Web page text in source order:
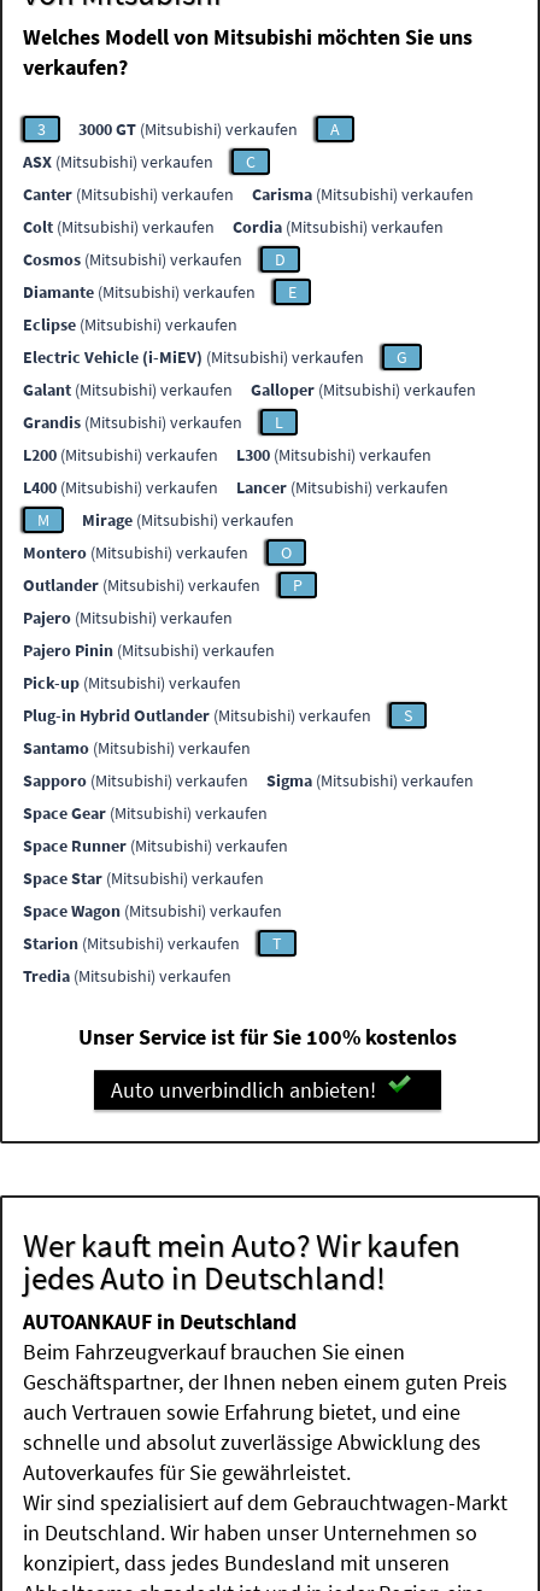
Welches Modell von Mitsubishi möchten Sie uns
verkaufen?
3 3000 GT (Mitsubishi) verkaufen
A
ASX (Mitsubishi) verkaufen
C
Canter (Mitsubishi) verkaufen Carisma (Mitsubishi) verkaufen
Colt (Mitsubishi) verkaufen Cordia (Mitsubishi) verkaufen
Cosmos (Mitsubishi) verkaufen
D
Diamante (Mitsubishi) verkaufen
E
Eclipse (Mitsubishi) verkaufen
Electric Vehicle (i-MiEV) (Mitsubishi) verkaufen
G
Galant (Mitsubishi) verkaufen Galloper (Mitsubishi) verkaufen
Grandis (Mitsubishi) verkaufen
L
L200 (Mitsubishi) verkaufen L300 (Mitsubishi) verkaufen
L400 (Mitsubishi) verkaufen Lancer (Mitsubishi) verkaufen
M
Mirage (Mitsubishi) verkaufen
Montero (Mitsubishi) verkaufen
O
Outlander (Mitsubishi) verkaufen
P
Pajero (Mitsubishi) verkaufen
Pajero Pinin (Mitsubishi) verkaufen
Pick-up (Mitsubishi) verkaufen
Plug-in Hybrid Outlander (Mitsubishi) verkaufen
S
Santamo (Mitsubishi) verkaufen
Sapporo (Mitsubishi) verkaufen Sigma (Mitsubishi) verkaufen
Space Gear (Mitsubishi) verkaufen
Space Runner (Mitsubishi) verkaufen
Space Star (Mitsubishi) verkaufen
Space Wagon (Mitsubishi) verkaufen
Starion (Mitsubishi) verkaufen
T
Tredia (Mitsubishi) verkaufen
Unser Service ist für Sie 100% kostenlos
Auto unverbindlich anbieten!
Wer kauft mein Auto? Wir kaufen
jedes Auto in Deutschland!
AUTOANKAUF in Deutschland
Beim Fahrzeugverkauf brauchen Sie einen
Geschäftspartner, der Ihnen neben einem guten Preis
auch Vertrauen sowie Erfahrung bietet, und eine
schnelle und absolut zuverlässige Abwicklung des
Autoverkaufes für Sie gewährleistet.
Wir sind spezialisiert auf dem Gebrauchtwagen-Markt
in Deutschland. Wir haben unser Unternehmen so
konzipiert, dass jedes Bundesland mit unseren